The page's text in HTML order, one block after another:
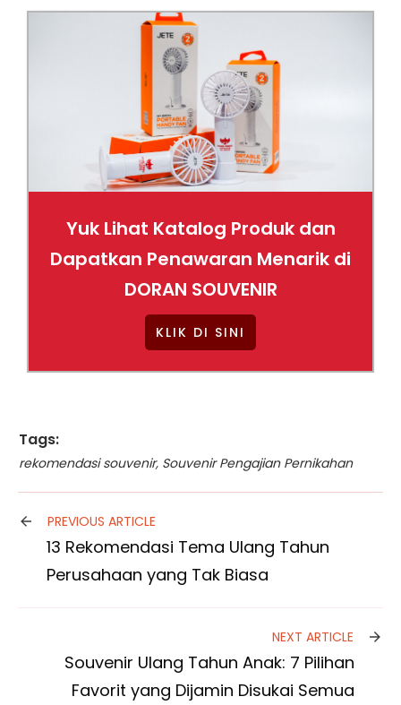
Yuk Lihat Katalog Produk dan
Dapatkan Penawaran Menarik di
DORAN SOUVENIR
KLIK DI SINI
Tags:
rekomendasi souvenir, Souvenir Pengajian Pernikahan
PREVIOUS ARTICLE
13 Rekomendasi Tema Ulang Tahun
Perusahaan yang Tak Biasa
NEXT ARTICLE
Souvenir Ulang Tahun Anak: 7 Pilihan
Favorit yang Dijamin Disukai Semua